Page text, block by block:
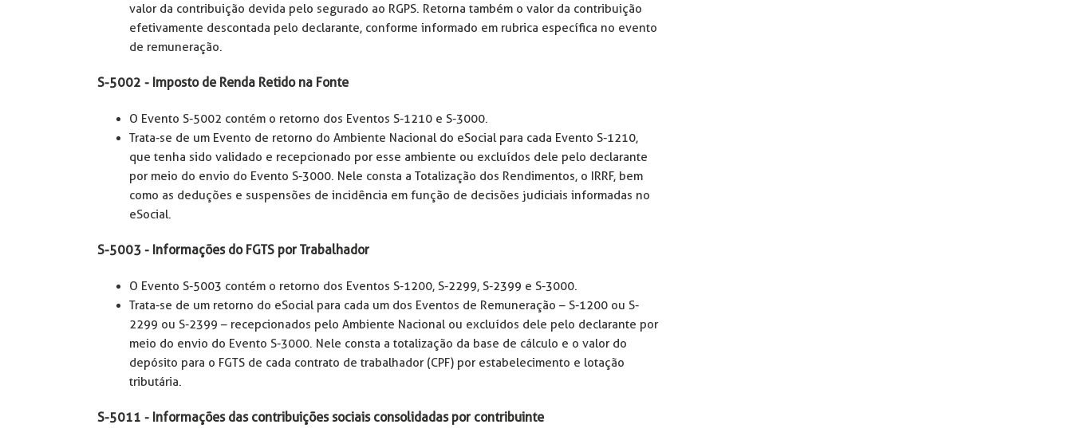
valor da contribuição devida pelo segurado ao RGPS. Retorna também o valor da contribuição
efetivamente descontada pelo declarante, conforme informado em rubrica específica no evento
de remuneração.
S-5002 - Imposto de Renda Retido na Fonte
O Evento S-5002 contém o retorno dos Eventos S-1210 e S-3000.
Trata-se de um Evento de retorno do Ambiente Nacional do eSocial para cada Evento S-1210,
que tenha sido validado e recepcionado por esse ambiente ou excluídos dele pelo declarante
por meio do envio do Evento S-3000. Nele consta a Totalização dos Rendimentos, o IRRF, bem
como as deduções e suspensões de incidência em função de decisões judiciais informadas no
eSocial.
S-5003 - Informações do FGTS por Trabalhador
O Evento S-5003 contém o retorno dos Eventos S-1200, S-2299, S-2399 e S-3000.
Trata-se de um retorno do eSocial para cada um dos Eventos de Remuneração – S-1200 ou S-
2299 ou S-2399 – recepcionados pelo Ambiente Nacional ou excluídos dele pelo declarante por
meio do envio do Evento S-3000. Nele consta a totalização da base de cálculo e o valor do
depósito para o FGTS de cada contrato de trabalhador (CPF) por estabelecimento e lotação
tributária.
S-5011 - Informações das contribuições sociais consolidadas por contribuinte